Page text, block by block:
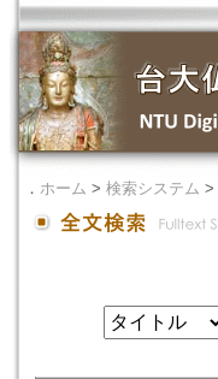
． ホーム > 検索システム >